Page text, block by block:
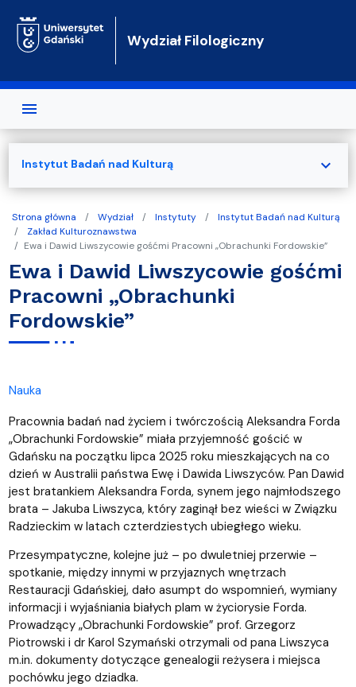
Wydział Filologiczny
Strona główna Wydział Instytuty
Instytut Badań nad Kulturą
Zakład Kulturoznawstwa
Ewa i Dawid Liwszycowie gośćmi Pracowni „Obrachunki Fordowskie”
Ewa i Dawid Liwszycowie gośćmi
Pracowni „Obrachunki
Fordowskie”
Nauka
Pracownia badań nad życiem i twórczością Aleksandra Forda
„Obrachunki Fordowskie” miała przyjemność gościć w
Gdańsku na początku lipca 2025 roku mieszkających na co
dzień w Australii państwa Ewę i Dawida Liwszyców. Pan Dawid
jest bratankiem Aleksandra Forda, synem jego najmłodszego
brata – Jakuba Liwszyca, który zaginął bez wieści w Związku
Radzieckim w latach czterdziestych ubiegłego wieku.
Przesympatyczne, kolejne już – po dwuletniej przerwie –
spotkanie, między innymi w przyjaznych wnętrzach
Restauracji Gdańskiej, dało asumpt do wspomnień, wymiany
informacji i wyjaśniania białych plam w życiorysie Forda.
Prowadzący „Obrachunki Fordowskie” prof. Grzegorz
Piotrowski i dr Karol Szymański otrzymali od pana Liwszyca
m.in. dokumenty dotyczące genealogii reżysera i miejsca
pochówku jego dziadka.
Instytut Badań nad Kulturą expand_more